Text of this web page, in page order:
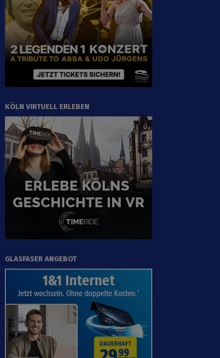
KÖLN VIRTUELL ERLEBEN
GLASFASER ANGEBOT